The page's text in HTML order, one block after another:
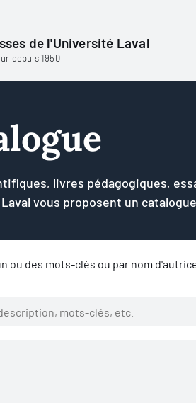
de l'Université Laval
depuis 1950
livres pédagogiques,
vous proposent un
ou des mots-clés ou par nom